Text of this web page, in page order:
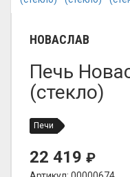
НОВАСЛАВ
Печь
(стекло)
Печи
22 419 ₽